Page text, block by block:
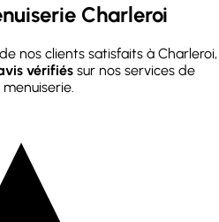
Charleroi
nos clients satisfaits à Charleroi,
vérifiés sur nos services de